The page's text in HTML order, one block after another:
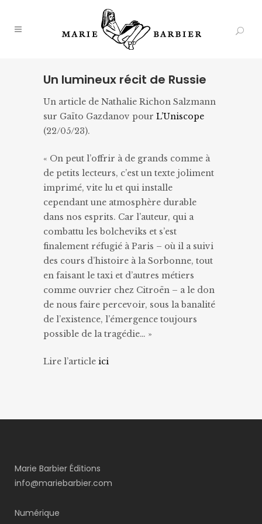
Un lumineux récit de Russie
Un article de Nathalie Richon Salzmann
sur Gaïto Gazdanov pour L’Uniscope
(22/05/23).
« On peut l’offrir à de grands comme à
de petits lecteurs, c’est un texte joliment
imprimé, vite lu et qui installe
cependant une atmosphère durable
dans nos esprits. Car l’auteur, qui a
combattu les bolcheviks et s’est
finalement réfugié à Paris – où il a suivi
des cours d’histoire à la Sorbonne, tout
en faisant le taxi et d’autres métiers
comme ouvrier chez Citroën ­– a le don
de nous faire percevoir, sous la banalité
de l’existence, l’émergence toujours
possible de la tragédie… »
Lire l’article ici
Marie Barbier Éditions
info@mariebarbier.com
Numérique